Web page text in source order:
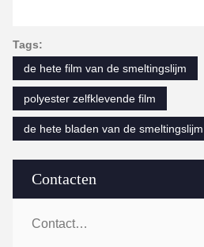
Contacten
Contacten:
Tags:
de hete film van de smeltingslijm
polyester zelfklevende film
de hete bladen van de smeltingslijm